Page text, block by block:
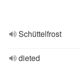
Schüttelfrost
dieted